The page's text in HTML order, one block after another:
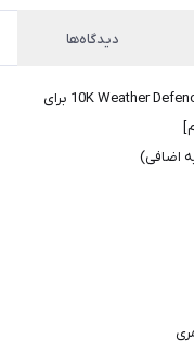
دیدگاه‌ها
ضدآب: دارای محافظ در برابر آب با فناوری 10K Weather Defence برای
اضافی)